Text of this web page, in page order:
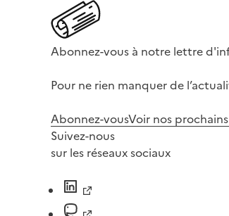
Abonnez-vous à notre lettre
Pour ne rien manquer de
Abonnez-vousVoir nos
Suivez-nous
sur les réseaux sociaux